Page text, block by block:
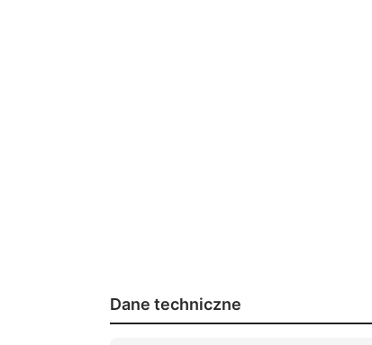
Dane techniczne